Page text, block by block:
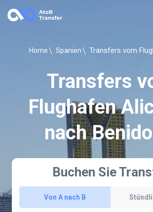
Home Spanien
Transfers
Flughafen
nach
Buchen Sie
Von A nach B